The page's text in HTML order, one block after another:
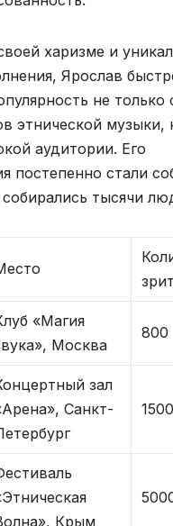
харизме и
Ярослав
не только
этнической музыки,
аудитории. Его
постепенно стали
тысячи
«Магия
Москва
800
зал
Санкт-
1500
Крым